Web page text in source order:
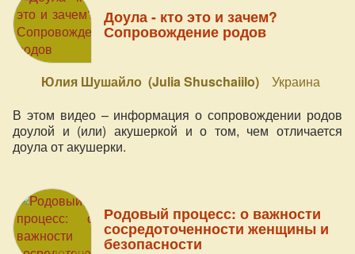
Доула - кто это и зачем?
Сопровождение родов
Юлия Шушайло (Julia Shuschaiilo)
Украина
В этом видео – информация о сопровождении родов
доулой и (или) акушеркой и о том, чем отличается
доула от акушерки.
Родовый процесс: о важности
сосредоточенности женщины и
безопасности